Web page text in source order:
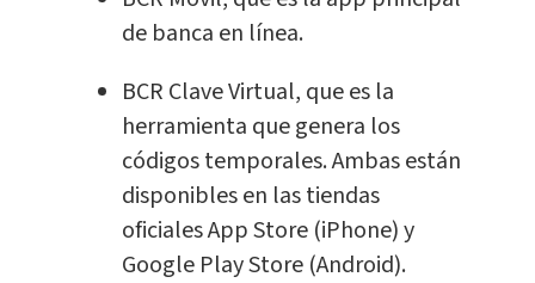
de banca en línea.
BCR Clave Virtual, que es la
herramienta que genera los
códigos temporales. Ambas están
disponibles en las tiendas
oficiales App Store (iPhone) y
Google Play Store (Android).